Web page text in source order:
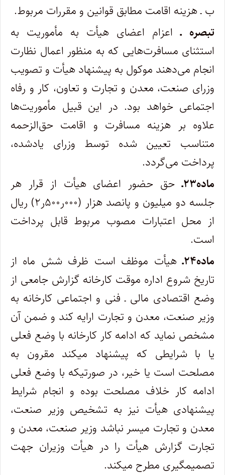
ب ـ هزینه اقامت مطابق قوانین و مقررات مربوط.
تبصره ـاعزام اعضای هیأت به مأموریت به
استثنای مسافرت‌هایی که به منظور اعمال نظارت
انجام می‌دهند موکول به پیشنهاد هیأت و تصویب
وزرای صنعت، معدن و تجارت و تعاون، کار و رفاه
اجتماعی خواهد بود. در این قبیل مأموریت‌ها
علاوه بر هزینه مسافرت و اقامت حق‌الزحمه
متناسب تعیین شده توسط وزرای یادشده،
پرداخت می‌گردد.
ماده۲۳ـ
حق حضور اعضای هیأت از قرار هر
جلسه دو میلیون و پانصد هزار (۰۰۰ر۵۰۰ر۲) ریال
از محل اعتبارات مصوب مربوط قابل پرداخت
است.
ماده۲۴ـ
هیأت موظف است ظرف شش ماه از
تاریخ شروع اداره موقت کارخانه گزارش جامعی از
وضع اقتصادی مالی ـ فنی و اجتماعی کارخانه به
وزیر صنعت، معدن و تجارت ارایه کند و ضمن آن
مشخص نماید که ادامه کار کارخانه با وضع فعلی
یا با شرایطی که پیشنهاد می­کند مقرون به
مصلحت است یا خیر، در صورتی­که با وضع فعلی
ادامه کار خلاف مصلحت بوده و انجام شرایط
پیشنهادی هیأت نیز به تشخیص وزیر صنعت،
معدن و تجارت میسر نباشد وزیر صنعت، معدن و
تجارت گزارش هیأت را در هیأت وزیران جهت
تصمیم­گیری مطرح می­کند.